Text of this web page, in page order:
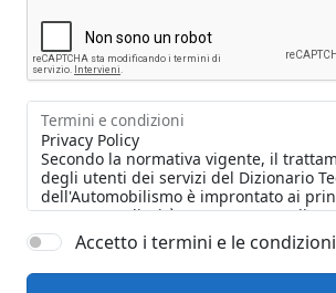
Termini e condizioni
Accetto i termini e le condizioni